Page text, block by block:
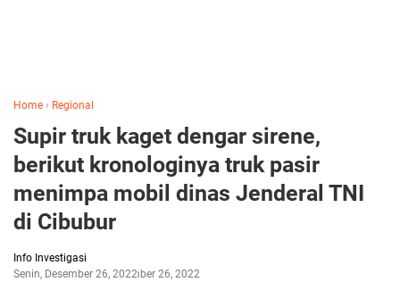
Home › Regional
Supir truk kaget dengar sirene,
berikut kronologinya truk pasir
menimpa mobil dinas Jenderal TNI
di Cibubur
Info Investigasi
Senin, Desember 26, 2022Desember 26, 2022